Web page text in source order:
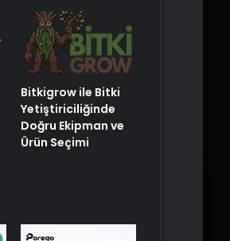
Bitkigrow ile Bitki
Yetiştiriciliğinde
Doğru Ekipman ve
Ürün Seçimi